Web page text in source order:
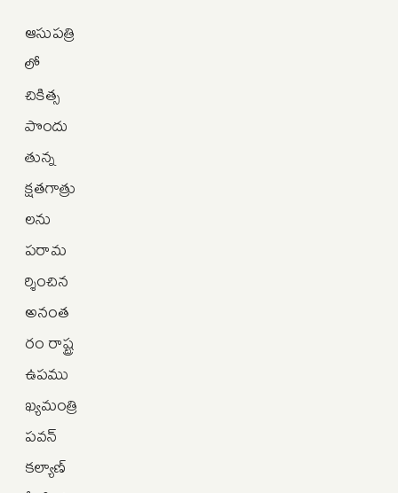
ఆసుపత్రి
లో
చికిత్స
పొందు
తున్న
క్షతగాత్రు
లను
పరామ
ర్శించిన
అనంత
రం రాష్ట్ర
ఉపము
ఖ్యమంత్రి
పవన్
కల్యాణ్